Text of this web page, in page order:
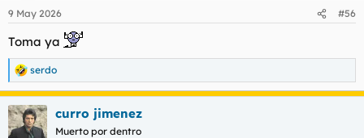
9 May 2026 #56
Toma ya
R
e
a
c
c
serdo
curro jimenez
Muerto por dentro